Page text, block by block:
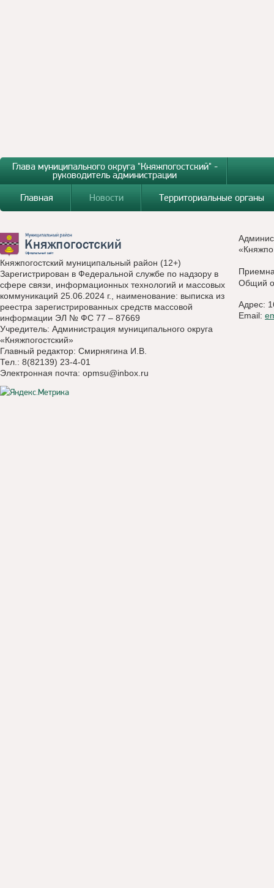
Глава муниципального округа "Княжпогостский" -
руководитель администрации
Главная
Новости Территориальные органы
Княжпогостский муниципальный район (12+)
Зарегистрирован в Федеральной службе по надзору в
сфере связи, информационных технологий и массовых
коммуникаций 25.06.2024 г., наименование: выписка из
реестра зарегистрированных средств массовой
информации ЭЛ № ФС 77 – 87669
Учредитель: Администрация муниципального округа
«Княжпогостский»
Главный редактор: Смирнягина И.В.
Тел.: 8(82139) 23-4-01
Электронная почта: opmsu@inbox.ru
Общий
Адрес:
Email: